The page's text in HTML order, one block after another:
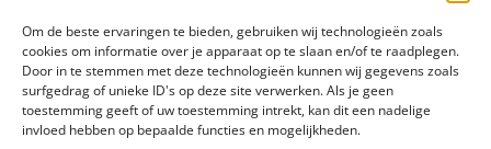
Om de beste ervaringen te bieden, gebruiken wij technologieën zoals
cookies om informatie over je apparaat op te slaan en/of te raadplegen.
Door in te stemmen met deze technologieën kunnen wij gegevens zoals
surfgedrag of unieke ID's op deze site verwerken. Als je geen
toestemming geeft of uw toestemming intrekt, kan dit een nadelige
invloed hebben op bepaalde functies en mogelijkheden.